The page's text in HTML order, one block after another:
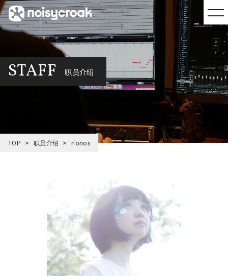
STAFF 职员介绍
TOP 职员介绍 rionos